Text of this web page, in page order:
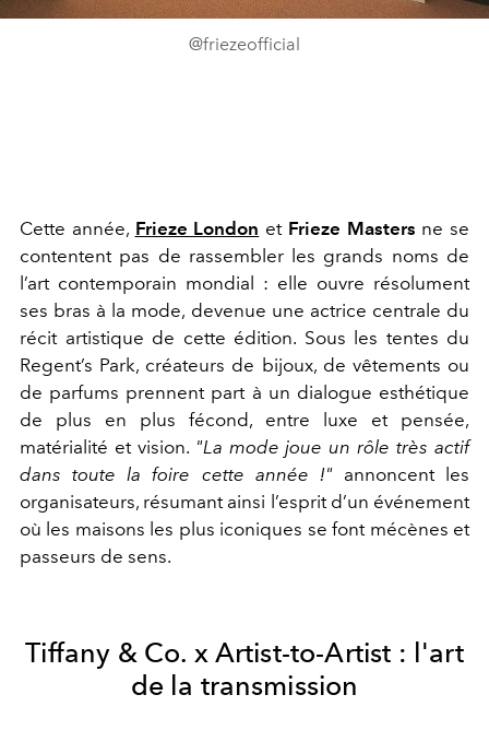
@friezeofficial
Cette année, Frieze London et Frieze Masters ne se
contentent pas de rassembler les grands noms de
l’art contemporain mondial : elle ouvre résolument
ses bras à la mode, devenue une actrice centrale du
récit artistique de cette édition. Sous les tentes du
Regent’s Park, créateurs de bijoux, de vêtements ou
de parfums prennent part à un dialogue esthétique
de plus en plus fécond, entre luxe et pensée,
matérialité et vision. "La mode joue un rôle très actif
dans toute la foire cette année !" annoncent les
organisateurs, résumant ainsi l’esprit d’un événement
où les maisons les plus iconiques se font mécènes et
passeurs de sens.
Tiffany & Co. x Artist-to-Artist : l'art
de la transmission